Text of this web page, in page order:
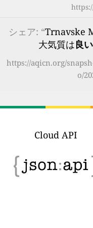
シェア: “Trnavske
大気質は良い
https://aqicn.org/
o/
Cloud API